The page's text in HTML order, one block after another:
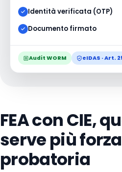
Identità verificata (OTP)
Documento firmato
Audit WORM eIDAS · Art.
FEA con CIE,
serve più forza
probatoria